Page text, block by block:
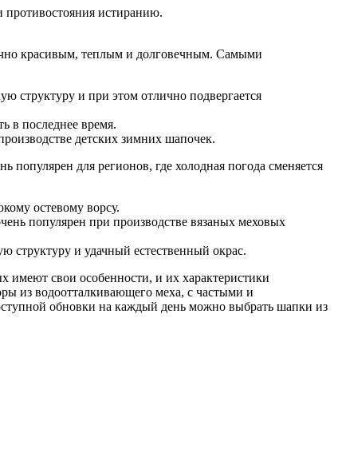
истиранию.
красивым, теплым и долговечным. Самыми
структуру и при этом отлично подвергается
в последнее время.
детских зимних шапочек.
для регионов, где холодная погода сменяется
остевому ворсу.
популярен при производстве вязаных меховых
структуру и удачный естественный окрас.
свои особенности, и их характеристики
из водоотталкивающего меха, с частыми и
обновки на каждый день можно выбрать шапки из